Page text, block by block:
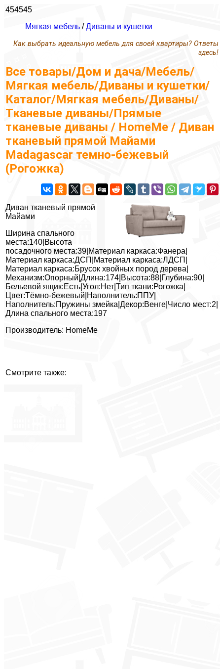
454545
Мягкая мебель /Диваны и кушетки
Как выбрать идеальную мебель для своей квартиры? Ответы
здесь!
Все товары/Дом и дача/Мебель/
Мягкая мебель/Диваны и кушетки/
Каталог/Мягкая мебель/Диваны/
Тканевые диваны/Прямые
тканевые диваны / HomeMe / Диван
тканевый прямой Майами
Madagascar темно-бежевый
(Рогожка)
Диван тканевый прямой
Майами
Ширина спального
места:140|Высота
посадочного места:39|Материал каркаса:Фанера|
Материал каркаса:ДСП|Материал каркаса:ЛДСП|
Материал каркаса:Брусок хвойных пород дерева|
Механизм:Опорный|Длина:174|Высота:88|Глубина:90|
Бельевой ящик:Есть|Угол:Нет|Тип ткани:Рогожка|
Цвет:Тёмно-бежевый|Наполнитель:ППУ|
Наполнитель:Пружины змейка|Декор:Венге|Число мест:2|
Длина спального места:197
Производитель: HomeMe
Смотрите также: